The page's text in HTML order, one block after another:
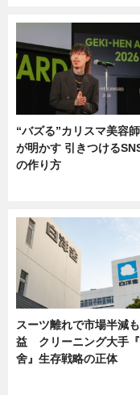
“バズる”カリスマ美容
が明かす 引きつける
の作り方
スーツ離れで市場半減
益 クリーニング大手
舍』生存戦略の正体